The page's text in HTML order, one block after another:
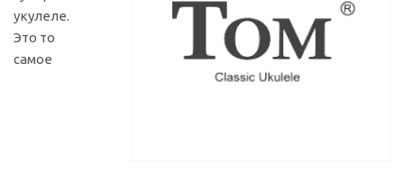
укулеле.
Это то
самое